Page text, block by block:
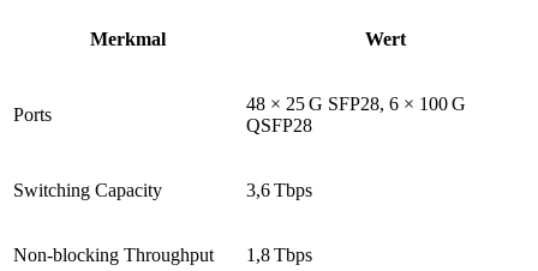
Merkmal Wert
Ports
48 × 25 G SFP28, 6 × 100 G
QSFP28
Switching Capacity 3,6 Tbps
Non‑blocking Throughput 1,8 Tbps